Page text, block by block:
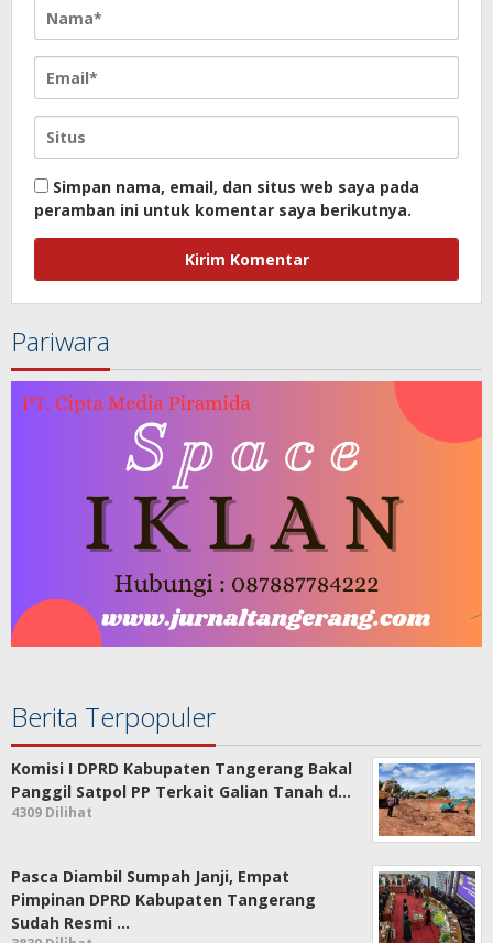
Simpan nama, email, dan situs web saya pada
peramban ini untuk komentar saya berikutnya.
Pariwara
Berita Terpopuler
Komisi I DPRD Kabupaten Tangerang Bakal
Panggil Satpol PP Terkait Galian Tanah d…
4309 Dilihat
Pasca Diambil Sumpah Janji, Empat
Pimpinan DPRD Kabupaten Tangerang
Sudah Resmi …